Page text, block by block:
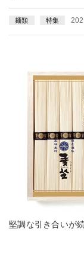
麺類 特集
堅調な引き合いが